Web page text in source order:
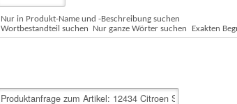
Nur in Produkt-Name und -Beschreibung suchen
Wortbestandteil suchen
Nur ganze Wörter suchen Exakten